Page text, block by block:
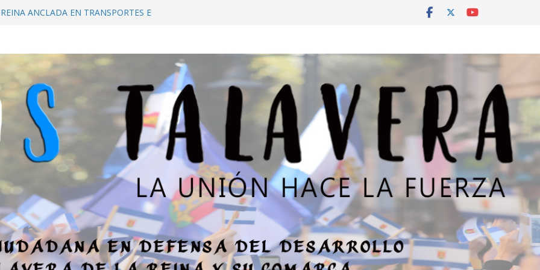
ANCLADA EN TRANSPORTES E
PÚBLICA DE TALAVERA. «ES PARA
LA SITUACIÓN ES GRAVE»
ESTATUTO DE AUTONOMÍA: ¿SE
A TALAVERA DE LA REINA?